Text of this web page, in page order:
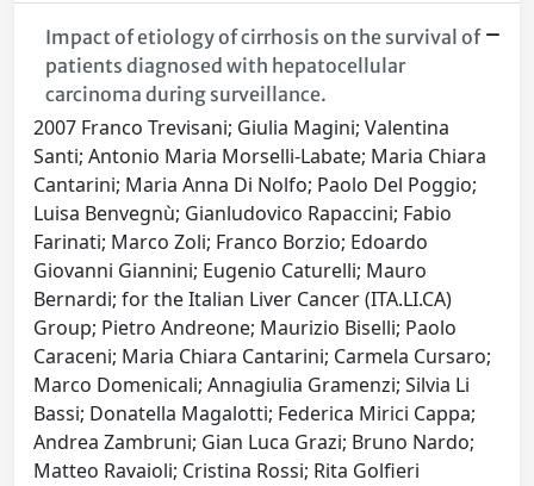
Impact of etiology of cirrhosis on the survival of
patients diagnosed with hepatocellular
carcinoma during surveillance.
2007 Franco Trevisani; Giulia Magini; Valentina
Santi; Antonio Maria Morselli-Labate; Maria Chiara
Cantarini; Maria Anna Di Nolfo; Paolo Del Poggio;
Luisa Benvegnù; Gianludovico Rapaccini; Fabio
Farinati; Marco Zoli; Franco Borzio; Edoardo
Giovanni Giannini; Eugenio Caturelli; Mauro
Bernardi; for the Italian Liver Cancer (ITA.LI.CA)
Group; Pietro Andreone; Maurizio Biselli; Paolo
Caraceni; Maria Chiara Cantarini; Carmela Cursaro;
Marco Domenicali; Annagiulia Gramenzi; Silvia Li
Bassi; Donatella Magalotti; Federica Mirici Cappa;
Andrea Zambruni; Gian Luca Grazi; Bruno Nardo;
Matteo Ravaioli; Cristina Rossi; Rita Golfieri